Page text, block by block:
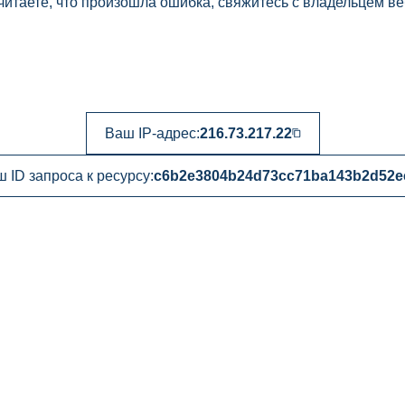
Ваш IP-адрес:216.73.217.22
ID запроса к ресурсу: